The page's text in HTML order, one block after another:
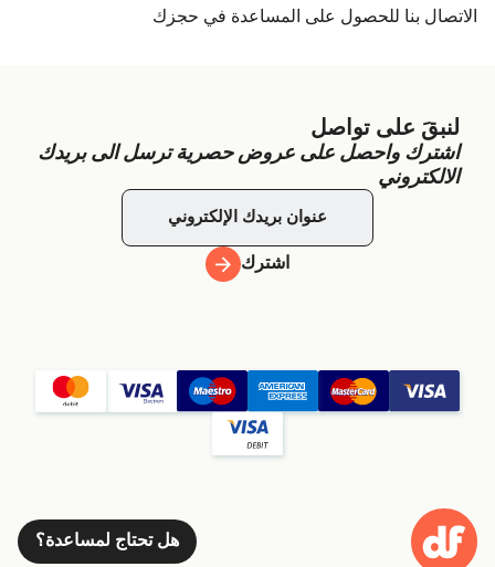
الاتصال بنا للحصول على المساعدة في حجزك
لنبقَ على تواصل
اشترك واحصل على عروض حصرية ترسل الى بريدك
الالكتروني
اشترك
هل تحتاج لمساعدة؟